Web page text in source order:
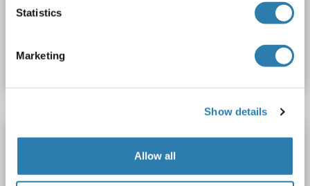
Statistics
Marketing
Show details
Allow all
Fiche technique
SYT6 anticorps (AA 483-510) (APC)
Reactivité: Humain ELISA, IHC, WB
Polyclonal
APC